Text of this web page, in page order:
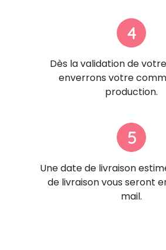
4
Dès la validation de
enverrons votre
production.
5
Une date de livraison
de livraison vous seront
mail.